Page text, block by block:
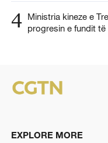
4 Ministria kineze e
progresin e fundit
EXPLORE MORE